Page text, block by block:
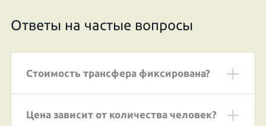
Ответы на частые вопросы
Стоимость трансфера фиксирована?
Цена зависит от количества человек?